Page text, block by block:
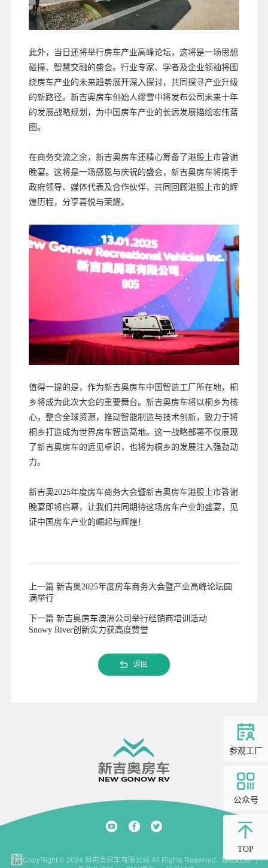
参观工厂
公众号
TOP
此外，当日还将举行房车产业高峰论坛，这将是一场思想
碰撞、智慧交融的盛会。行业专家、学者及企业领袖将围
绕房车产业的未来趋势展开深入探讨，共同探寻产业升级
的新路径。新吉奥房车创始人缪雪中将发布公司未来十年
的发展战略规划，为中国房车产业的长远发展描绘宏伟蓝
图。
在商务交流之余，新吉奥房车还精心筹备了港股上市答谢
晚宴。这将是一场感恩与庆祝的盛会，新吉奥房车将携手
政府领导、媒体代表及合作伙伴，共同回顾港股上市的辉
煌历程，分享喜悦与荣耀。
值得一提的是，作为新吉奥房车中国智造工厂所在地，桐
乡将成为此次大会的重要舞台。新吉奥房车将以桐乡为核
心，整合全球资源，推动智能制造与技术创新，致力于将
桐乡打造成为世界房车智造高地。这一战略部署不仅展现
了新吉奥房车的远见卓识，也将为桐乡的发展注入强劲动
力。
新吉奥2025年度房车商务大会暨新吉奥房车港股上市答谢
晚宴即将启幕，让我们共同期待这场房车产业的盛宴，见
证中国房车产业的崛起与辉煌！
上一篇 新吉奥2025年度房车商务大会暨产业高峰论坛圆
满举行
下一篇 新吉奥房车澳洲公司举行经销商培训活动
Snowy River创新实力获高度赞誉
返回
CopyRight © 2024 新吉奥房车有限公司 All Rights Reserved. 隐私政策 |